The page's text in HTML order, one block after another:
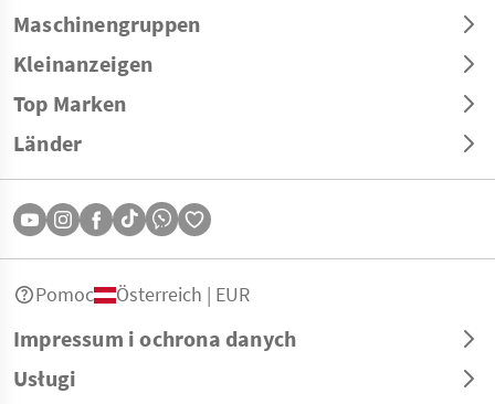
Maschinengruppen
Kleinanzeigen
Top Marken
Länder
Impressum i ochrona danych
Usługi
Pomoc Österreich | EUR